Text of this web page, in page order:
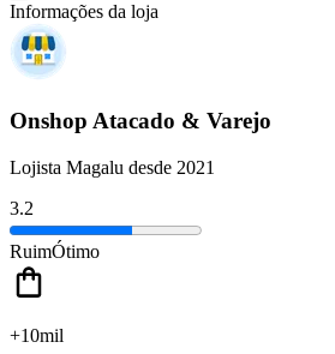
Informações da loja
Onshop Atacado & Varejo
Lojista Magalu desde 2021
3.2
RuimÓtimo
+10mil